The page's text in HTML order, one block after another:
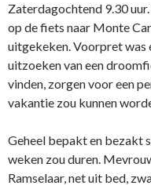
Zaterdagochtend 9.30
op de fiets naar Monte
uitgekeken. Voorpret was
uitzoeken van een
vinden, zorgen voor een
vakantie zou kunnen
Geheel bepakt en bezakt
weken zou duren.
Ramselaar, net uit bed,